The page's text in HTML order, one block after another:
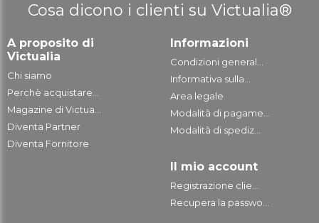
Cosa dicono i clienti su Victualia®
A proposito di
Victualia
Chi siamo
Perchè acquistare...
Magazine di Victua...
Diventa Partner
Diventa Fornitore
Informazioni
Condizioni general...
Informativa sulla...
Area legale
Modalità di pagame...
Modalità di spediz...
Il mio account
Registrazione clie...
Recupera la passwo...